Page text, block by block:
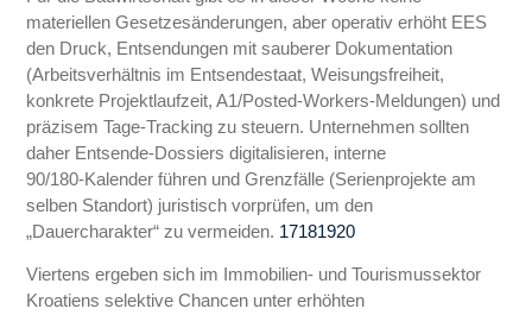
materiellen Gesetzesänderungen, aber operativ erhöht EES
den Druck, Entsendungen mit sauberer Dokumentation
(Arbeitsverhältnis im Entsendestaat, Weisungsfreiheit,
konkrete Projektlaufzeit, A1/Posted‑Workers‑Meldungen) und
präzisem Tage‑Tracking zu steuern. Unternehmen sollten
daher Entsende‑Dossiers digitalisieren, interne
90/180‑Kalender führen und Grenzfälle (Serienprojekte am
selben Standort) juristisch vorprüfen, um den
„Dauercharakter“ zu vermeiden. 17181920
Viertens ergeben sich im Immobilien‑ und Tourismussektor
Kroatiens selektive Chancen unter erhöhten